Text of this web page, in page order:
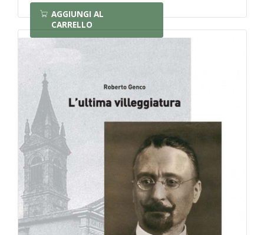
AGGIUNGI AL
CARRELLO